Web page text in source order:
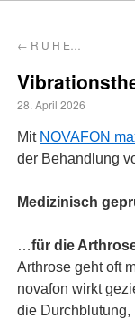
← R U H E…
28. April 2026
Mit NOVAFON
der Behandlung
Medizinisch
…für die
Arthrose geht oft
novafon wirkt
die